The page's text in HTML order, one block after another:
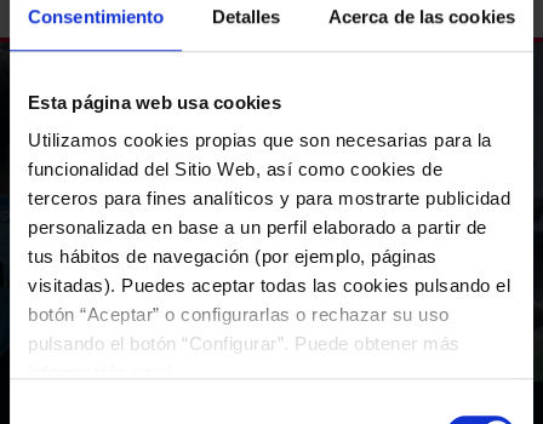
Consentimiento Detalles Acerca de las cookies
Esta página web usa cookies
Utilizamos cookies propias que son necesarias para la
funcionalidad del Sitio Web, así como cookies de
terceros para fines analíticos y para mostrarte publicidad
personalizada en base a un perfil elaborado a partir de
tus hábitos de navegación (por ejemplo, páginas
visitadas). Puedes aceptar todas las cookies pulsando el
botón “Aceptar” o configurarlas o rechazar su uso
pulsando el botón “Configurar”. Puede obtener más
Colabora coa
Fundación Celta
Colabora coa Fundación